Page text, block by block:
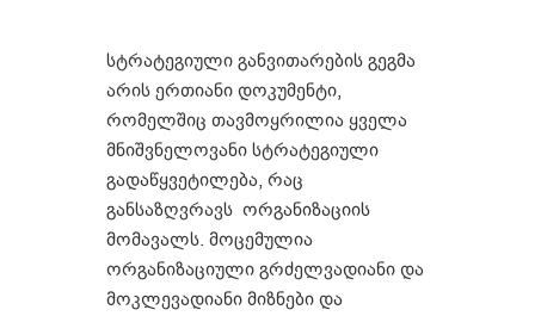
სტრატეგიული განვითარების გეგმა
არის ერთიანი დოკუმენტი,
რომელშიც თავმოყრილია ყველა
მნიშვნელოვანი სტრატეგიული
გადაწყვეტილება, რაც
განსაზღვრავს ორგანიზაციის
მომავალს. მოცემულია
ორგანიზაციული გრძელვადიანი და
მოკლევადიანი მიზნები და